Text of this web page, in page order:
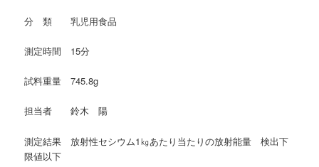
分 類 乳児用食品
測定時間 15分
試料重量 745.8g
担当者 鈴木 陽
測定結果 放射性セシウム1㎏あたり当たりの放射能量 検出下
限値以下